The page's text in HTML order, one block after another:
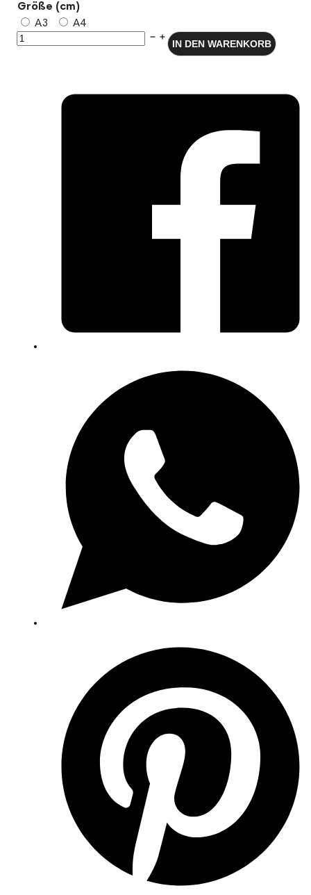
Größe (cm)
A3
A4
Wandbild
IN DEN WARENKORB